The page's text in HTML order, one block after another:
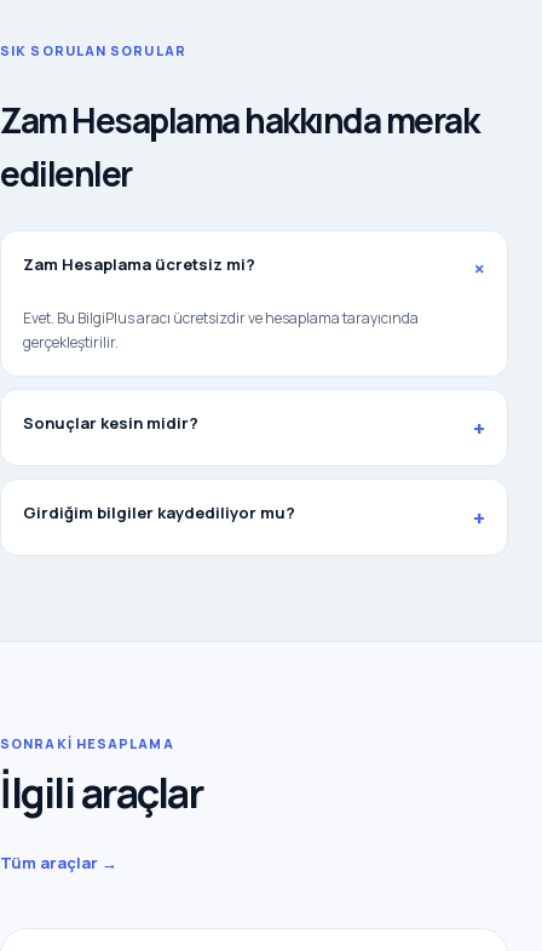
SIK SORULAN SORULAR
Zam Hesaplama hakkında merak
edilenler
Zam Hesaplama ücretsiz mi? +
Evet. Bu BilgiPlus aracı ücretsizdir ve hesaplama tarayıcında
gerçekleştirilir.
Sonuçlar kesin midir? +
Girdiğim bilgiler kaydediliyor mu? +
SONRAKİ HESAPLAMA
İlgili araçlar
Tüm araçlar →